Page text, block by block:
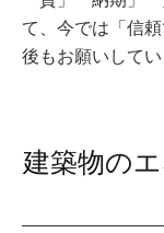
て、今では「信
後もお願いしてい
建築物の